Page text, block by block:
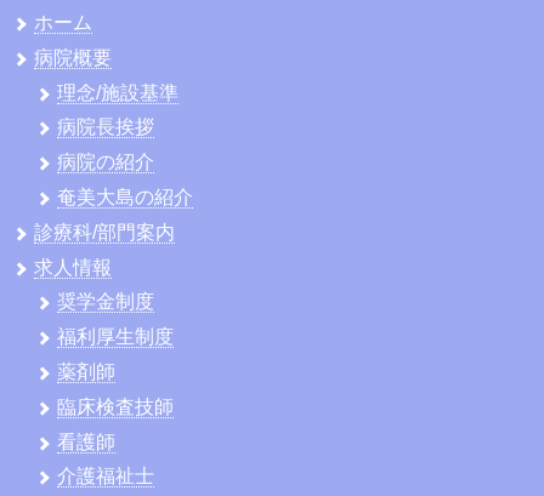
ホーム
病院概要
理念/施設基準
病院長挨拶
病院の紹介
奄美大島の紹介
診療科/部門案内
求人情報
奨学金制度
福利厚生制度
薬剤師
臨床検査技師
看護師
介護福祉士